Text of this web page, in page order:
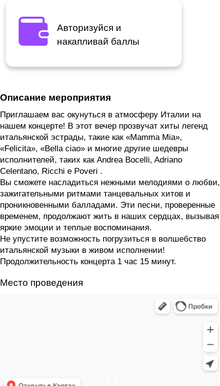
Авторизуйся и
накапливай баллы
Описание мероприятия
Приглашаем вас окунуться в атмосферу Италии на
нашем концерте! В этот вечер прозвучат хиты легенд
итальянской эстрады, такие как «Mamma Mia»,
«Felicita», «Bella ciao» и многие другие шедевры
исполнителей, таких как Andrea Bocelli, Adriano
Celentano, Ricchi e Poveri .
Вы сможете насладиться нежными мелодиями о любви,
зажигательными ритмами танцевальных хитов и
проникновенными балладами. Эти песни, проверенные
временем, продолжают жить в наших сердцах, вызывая
яркие эмоции и теплые воспоминания.
Не упустите возможность погрузиться в волшебство
итальянской музыки в живом исполнении!
Продолжительность концерта 1 час 15 минут.
Место проведения